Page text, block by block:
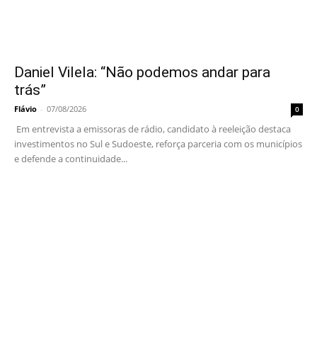
Daniel Vilela: “Não podemos andar para
trás”
Flávio - 07/08/2026 0
Em entrevista a emissoras de rádio, candidato à reeleição destaca
investimentos no Sul e Sudoeste, reforça parceria com os municípios
e defende a continuidade...